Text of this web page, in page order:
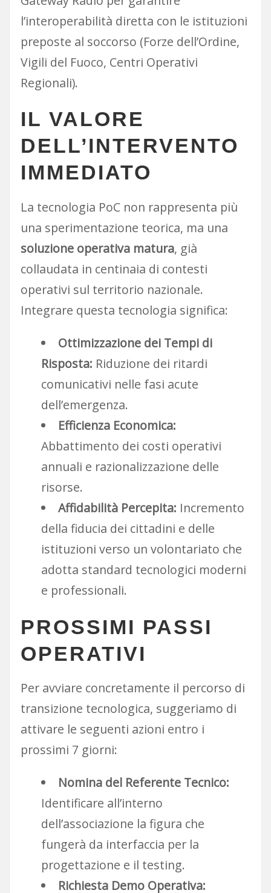
l’interoperabilità diretta con le istituzioni
preposte al soccorso (Forze dell’Ordine,
Vigili del Fuoco, Centri Operativi
Regionali).
IL VALORE
DELL’INTERVENTO
IMMEDIATO
La tecnologia PoC non rappresenta più
una sperimentazione teorica, ma una
soluzione operativa matura, già
collaudata in centinaia di contesti
operativi sul territorio nazionale.
Integrare questa tecnologia significa:
Ottimizzazione dei Tempi di
Risposta: Riduzione dei ritardi
comunicativi nelle fasi acute
dell’emergenza.
Efficienza Economica:
Abbattimento dei costi operativi
annuali e razionalizzazione delle
risorse.
Affidabilità Percepita: Incremento
della fiducia dei cittadini e delle
istituzioni verso un volontariato che
adotta standard tecnologici moderni
e professionali.
PROSSIMI PASSI
OPERATIVI
Per avviare concretamente il percorso di
transizione tecnologica, suggeriamo di
attivare le seguenti azioni entro i
prossimi 7 giorni:
Nomina del Referente Tecnico:
Identificare all’interno
dell’associazione la figura che
fungerà da interfaccia per la
progettazione e il testing.
Richiesta Demo Operativa: